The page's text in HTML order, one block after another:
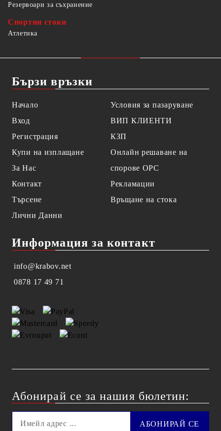
Резервоари за съхранение
Спортни стоки
Атлетика
Бързи връзки
Начало
Вход
Регистрация
Купи на изплащане
За Нас
Контакт
Търсене
Лични Данни
Условия за пазаруване
ВИП КЛИЕНТИ
КЗП
Онлайн решаване на
спорове OPC
Рекламации
Връщане на стока
Информация за контакт
info@krabov.net
0878 17 49 71
Абонирай се за нашия бюлетин: